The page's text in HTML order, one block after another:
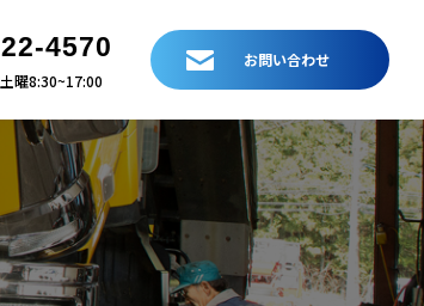
4570
曜8:30~17:00
お問い合わせ